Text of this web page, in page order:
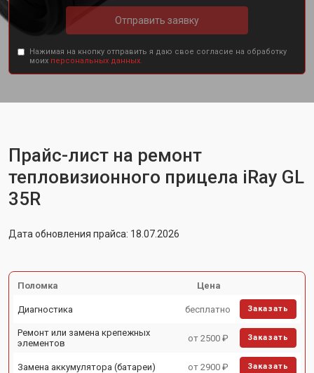
Отправить заявку
Нажимая на кнопку отправить я даю свое согласие на обработку
моих персональных данных.
Прайс-лист на ремонт
тепловизионного прицела iRay GL
35R
Дата обновления прайса: 18.07.2026
Поломка Цена
Диагностика бесплатно Заказать
Ремонт или замена крепежных
элементов
от 2500 ₽ Заказать
Замена аккумулятора (батареи) от 2900 ₽ Заказать